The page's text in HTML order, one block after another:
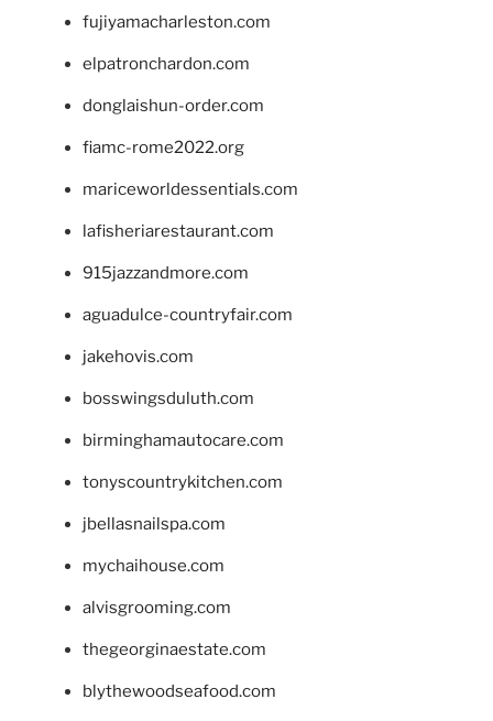
fujiyamacharleston.com
elpatronchardon.com
donglaishun-order.com
fiamc-rome2022.org
mariceworldessentials.com
lafisheriarestaurant.com
915jazzandmore.com
aguadulce-countryfair.com
jakehovis.com
bosswingsduluth.com
birminghamautocare.com
tonyscountrykitchen.com
jbellasnailspa.com
mychaihouse.com
alvisgrooming.com
thegeorginaestate.com
blythewoodseafood.com